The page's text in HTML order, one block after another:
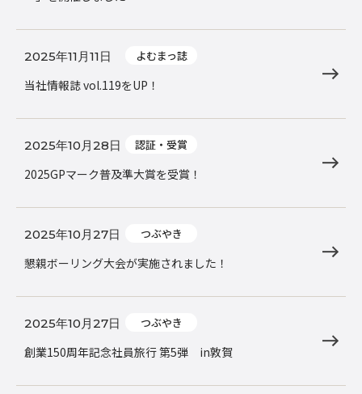
2025年11月11日 よむまっ誌
当社情報誌 vol.119をUP！
2025年10月28日 認証・受賞
2025GPマーク普及準大賞を受賞！
2025年10月27日 つぶやき
懇親ボーリング大会が実施されました！
2025年10月27日 つぶやき
創業150周年記念社員旅行 第5弾 in敦賀